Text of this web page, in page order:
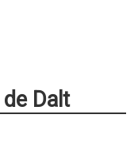
Dalt